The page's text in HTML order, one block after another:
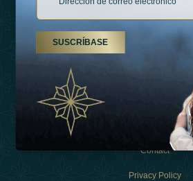
Tipos De Vacaciones
Contact
Privacy Policy
SUSCRÍBASE